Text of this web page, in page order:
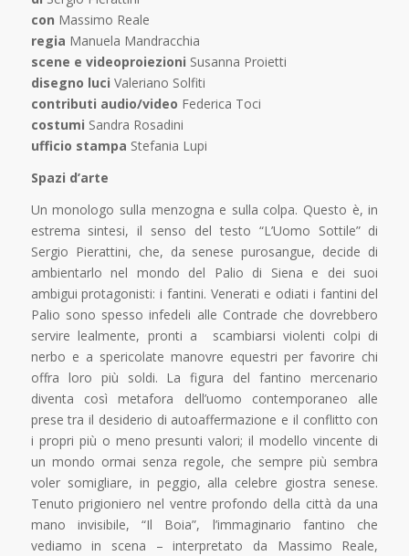
con Massimo Reale
regia Manuela Mandracchia
scene e videoproiezioni Susanna Proietti
disegno luci Valeriano Solfiti
contributi audio/video Federica Toci
costumi Sandra Rosadini
ufficio stampa Stefania Lupi
Spazi d’arte
Un monologo sulla menzogna e sulla colpa. Questo è, in
estrema sintesi, il senso del testo “L’Uomo Sottile” di
Sergio Pierattini, che, da senese purosangue, decide di
ambientarlo nel mondo del Palio di Siena e dei suoi
ambigui protagonisti: i fantini. Venerati e odiati i fantini del
Palio sono spesso infedeli alle Contrade che dovrebbero
servire lealmente, pronti a scambiarsi violenti colpi di
nerbo e a spericolate manovre equestri per favorire chi
offra loro più soldi. La figura del fantino mercenario
diventa così metafora dell’uomo contemporaneo alle
prese tra il desiderio di autoaffermazione e il conflitto con
i propri più o meno presunti valori; il modello vincente di
un mondo ormai senza regole, che sempre più sembra
voler somigliare, in peggio, alla celebre giostra senese.
Tenuto prigioniero nel ventre profondo della città da una
mano invisibile, “Il Boia”, l’immaginario fantino che
vediamo in scena – interpretato da Massimo Reale,